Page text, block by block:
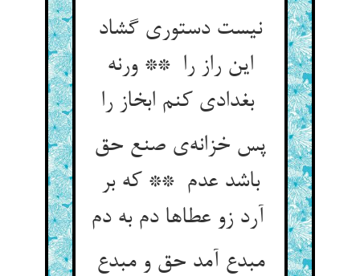
نیست دستوری گشاد
این راز را ** ورنه
بغدادی کنم ابخاز را
پس خزانه‌ی صنع حق
باشد عدم ** که بر
مبدع آمد حق و مبدع